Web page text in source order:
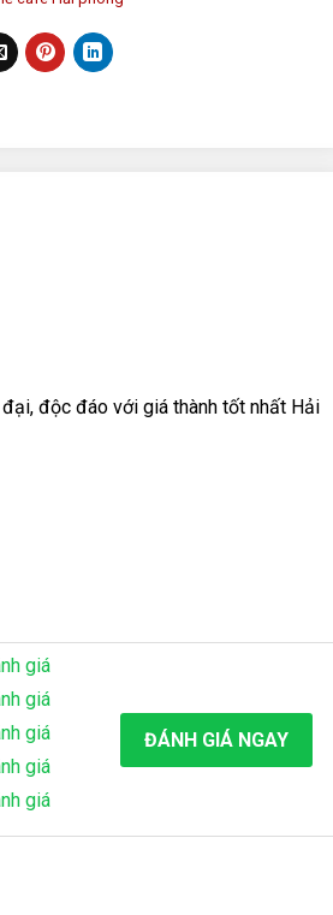
độc đáo với giá thành tốt nhất Hải
giá
giá
giá
giá
giá
ĐÁNH GIÁ NGAY